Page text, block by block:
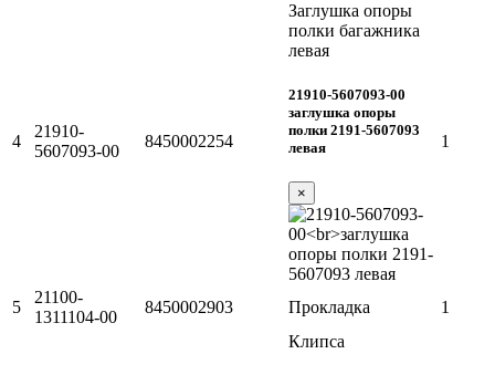
4
21910-
5607093-00
8450002254
Заглушка опоры
полки багажника
левая
21910-5607093-00
заглушка опоры
полки 2191-5607093
левая
×
1
5
21100-
1311104-00
8450002903 Прокладка 1
Клипса